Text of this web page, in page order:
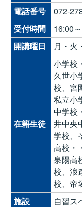
電話番号
072-
受付時間
16:00
開講曜日
月・火
在籍生徒
小学校
久世小
校、宮
私立小
中学校
井中央
学校、
高校・
泉陽高
校、浪
校、帝
施設
自習ス